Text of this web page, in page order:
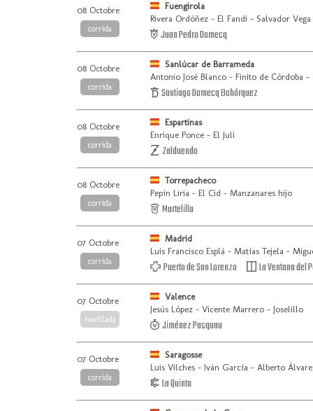
08 Octobre
corrida
Fuengirola
Rivera Ordóñez - El Fandi - Salvador Vega
Juan Pedro Domecq
08 Octobre
corrida
Sanlúcar de Barrameda
Antonio José Blanco - Finito de Córdoba -
Santiago Domecq Bohórquez
08 Octobre
corrida
Espartinas
Enrique Ponce - El Juli
Zalduendo
08 Octobre
corrida
Torrepacheco
Pepín Liria - El Cid - Manzanares hijo
Martelilla
07 Octobre
corrida
Madrid
Luis Francisco Esplá - Matías Tejela -
Puerto de San Lorenzo La Ventana del
07 Octobre
novillada
Valence
Jesús López - Vicente Marrero - Joselillo
Jiménez Pasquau
07 Octobre
corrida
Saragosse
Luis Vilches - Iván García - Alberto
La Quinta